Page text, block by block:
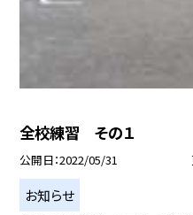
全校練習 その１
公開日 2022/05/31
お知らせ